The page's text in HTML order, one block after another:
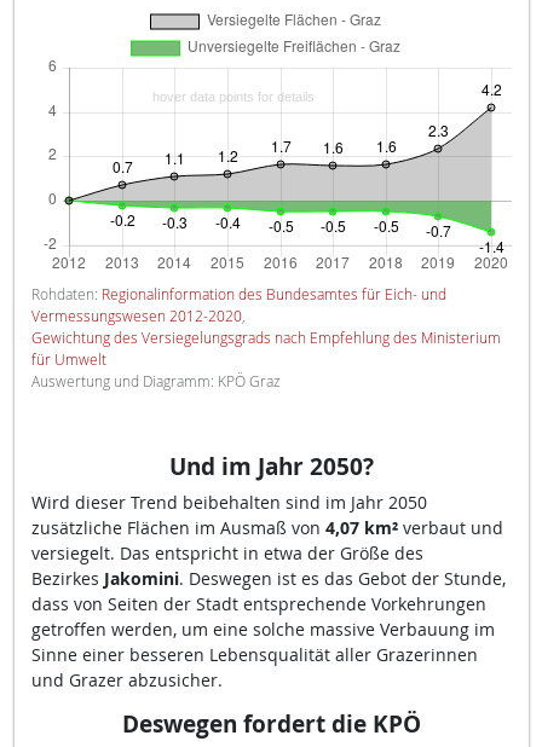
Rohdaten: Regionalinformation des Bundesamtes für Eich- und
Vermessungswesen 2012-2020,
Gewichtung des Versiegelungsgrads nach Empfehlung des Ministerium
für Umwelt
Auswertung und Diagramm: KPÖ Graz
Und im Jahr 2050?
Wird dieser Trend beibehalten sind im Jahr 2050
zusätzliche Flächen im Ausmaß von 4,07 km²verbaut und
versiegelt. Das entspricht in etwa der Größe des
Bezirkes Jakomini. Deswegen ist es das Gebot der Stunde,
dass von Seiten der Stadt entsprechende Vorkehrungen
getroffen werden, um eine solche massive Verbauung im
Sinne einer besseren Lebensqualität aller Grazerinnen
und Grazer abzusicher.
Deswegen fordert die KPÖ